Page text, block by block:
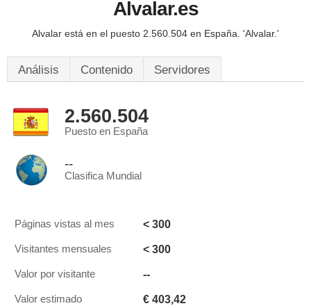
Alvalar.es
Alvalar está en el puesto 2.560.504 en España. 'Alvalar.'
Análisis Contenido Servidores
2.560.504
Puesto en España
--
Clasifica Mundial
Páginas vistas al mes < 300
Visitantes mensuales < 300
Valor por visitante --
Valor estimado € 403,42